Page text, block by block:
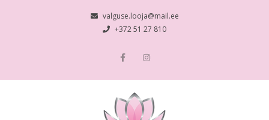
valguse.looja@mail.ee
+372 51 27 810